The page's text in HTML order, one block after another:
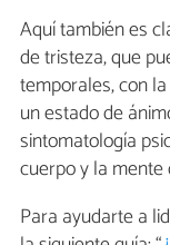
Aquí también es
de tristeza, que
temporales, con la
un estado de
sintomatología
cuerpo y la mente
Para ayudarte a